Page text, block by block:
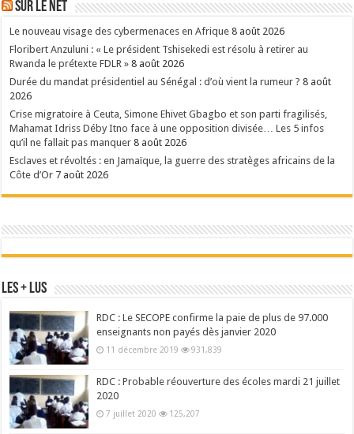
Sur le Net
Le nouveau visage des cybermenaces en Afrique 8 août 2026
Floribert Anzuluni : « Le président Tshisekedi est résolu à retirer au
Rwanda le prétexte FDLR » 8 août 2026
Durée du mandat présidentiel au Sénégal : d’où vient la rumeur ? 8 août
2026
Crise migratoire à Ceuta, Simone Ehivet Gbagbo et son parti fragilisés,
Mahamat Idriss Déby Itno face à une opposition divisée… Les 5 infos
qu’il ne fallait pas manquer 8 août 2026
Esclaves et révoltés : en Jamaïque, la guerre des stratèges africains de la
Côte d’Or 7 août 2026
Les + Lus
RDC : Le SECOPE confirme la paie de plus de 97.000
enseignants non payés dès janvier 2020
11 décembre 2019 931,839
RDC : Probable réouverture des écoles mardi 21 juillet
2020
7 juillet 2020 125,207